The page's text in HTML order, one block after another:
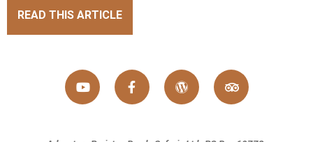
READ THIS ARTICLE